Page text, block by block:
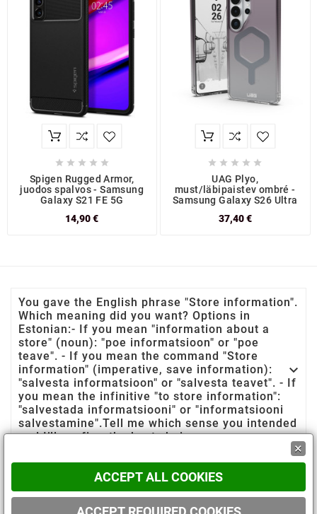
    
Spigen Rugged Armor,
juodos spalvos - Samsung
Galaxy S21 FE 5G
14,90 €
    
UAG Plyo,
must/läbipaistev ombré -
Samsung Galaxy S26 Ultra
37,40 €
You gave the English phrase "Store information".
Which meaning did you want? Options in
Estonian:- If you mean "information about a
store" (noun): "poe informatsioon" or "poe
teave". - If you mean the command "Store
information" (imperative, save information):
"salvesta informatsioon" or "salvesta teavet". - If
you mean the infinitive "to store information":
"salvestada informatsiooni" or "informatsiooni
salvestamine".Tell me which sense you intended
and I’ll confirm the best choice.

Teie konto(Neformalus/pažįstamam: „Sinu
×
ACCEPT ALL COOKIES